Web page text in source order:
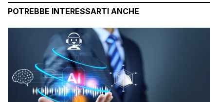
POTREBBE INTERESSARTI ANCHE